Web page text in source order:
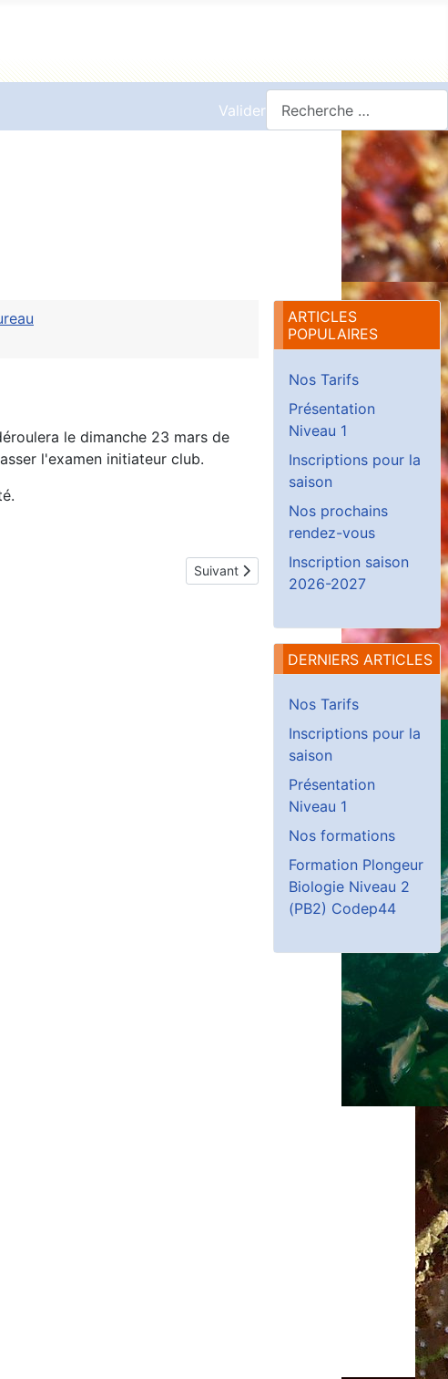
Valider
le dimanche 23 mars de
l'examen initiateur club.
Article suivant : Stage BioN2 (Codep44)
Suivant
ARTICLES
POPULAIRES
Nos Tarifs
Présentation
Niveau 1
Inscriptions pour la
saison
Nos prochains
rendez-vous
Inscription saison
2026-2027
DERNIERS ARTICLES
Nos Tarifs
Inscriptions pour la
saison
Présentation
Niveau 1
Nos formations
Formation Plongeur
Biologie Niveau 2
(PB2) Codep44